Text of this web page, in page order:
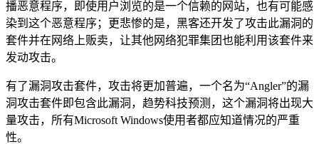
播恶意程序，即使用户浏览的是一个信赖的网站，也有可能感
染到这个恶意程序；更悲惨的是，黑客还开发了攻击此漏洞的
套件并在网络上贩卖，让其他网络犯罪集团也能利用该套件来
发动攻击。
有了漏洞攻击套件，攻击将更加普遍，一个名为“Angler”的漏
洞攻击套件即包含此漏洞，趋势科技预测，这个漏洞将出现大
量攻击，所有Microsoft Windows使用者都应知道情况的严重
性。